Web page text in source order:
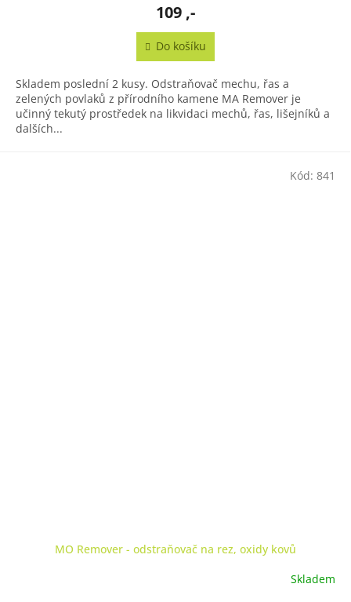
109 ,-
Do košíku
Skladem poslední 2 kusy. Odstraňovač mechu, řas a
zelených povlaků z přírodního kamene MA Remover je
učinný tekutý prostředek na likvidaci mechů, řas, lišejníků a
dalších...
MO Remover - odstraňovač na rez, oxidy kovů
Skladem
Kód: 841